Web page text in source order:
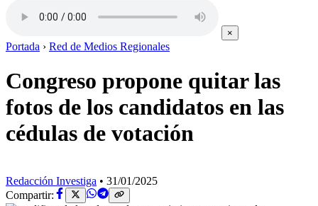
×
Portada › Red de Medios Regionales
Congreso propone quitar las
fotos de los candidatos en las
cédulas de votación
Redacción Investiga • 31/01/2025
Compartir: